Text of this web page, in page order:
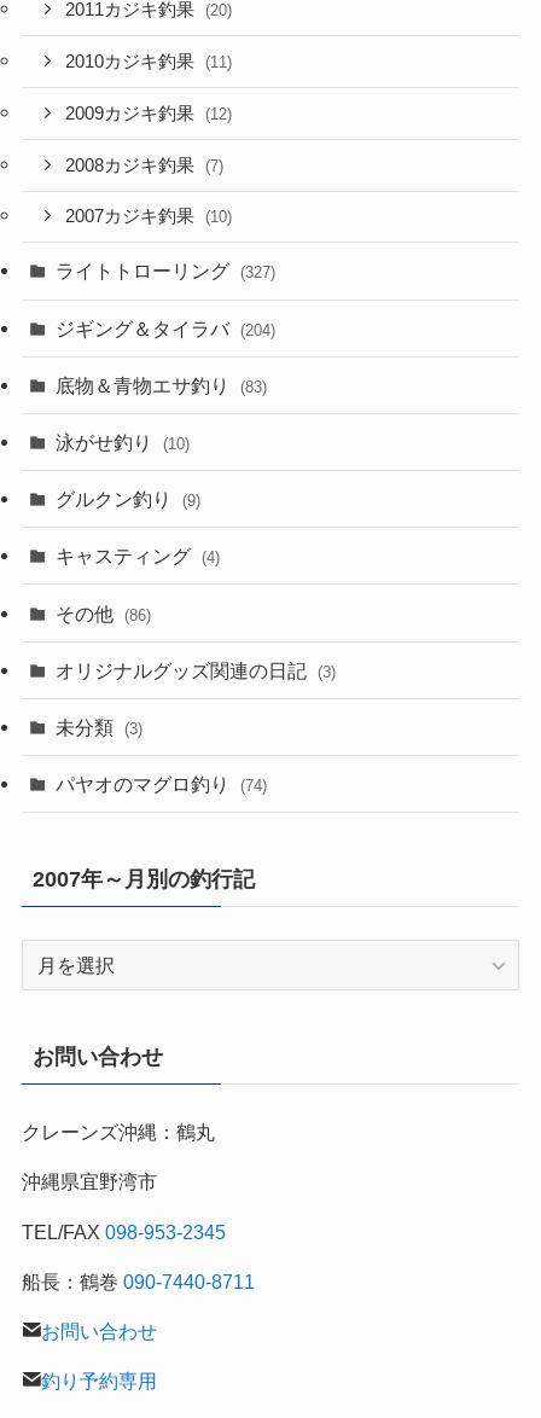
2011カジキ釣果 (20)
2010カジキ釣果 (11)
2009カジキ釣果 (12)
2008カジキ釣果 (7)
2007カジキ釣果 (10)
ライトトローリング (327)
ジギング＆タイラバ (204)
底物＆青物エサ釣り (83)
泳がせ釣り (10)
グルクン釣り (9)
キャスティング (4)
その他 (86)
オリジナルグッズ関連の日記 (3)
未分類 (3)
パヤオのマグロ釣り (74)
2007年～月別の釣行記
2007
月
別
釣
記
お問い合わせ
クレーンズ沖縄：鶴丸
沖縄県宜野湾市
TEL/FAX 098-953-2345
船長：鶴巻 090-7440-8711
お問い合わせ
釣り予約専用